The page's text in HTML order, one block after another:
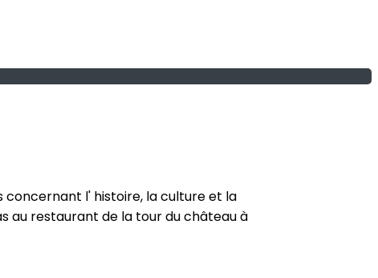
concernant l' histoire, la culture et la
au restaurant de la tour du château à